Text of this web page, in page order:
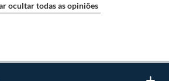
ocultar todas as opiniões